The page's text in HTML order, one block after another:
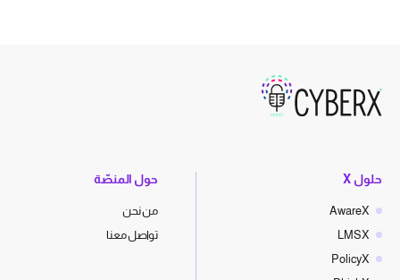
حلول X
AwareX
LMSX
PolicyX
حول المنصّة
من نحن
تواصل معنا